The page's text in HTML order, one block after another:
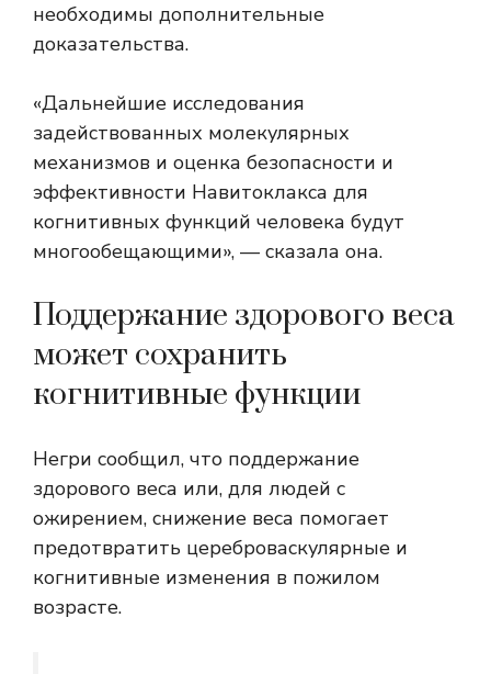
необходимы дополнительные
доказательства.
«Дальнейшие исследования
задействованных молекулярных
механизмов и оценка безопасности и
эффективности Навитоклакса для
когнитивных функций человека будут
многообещающими», — сказала она.
Поддержание здорового веса
может сохранить
когнитивные функции
Негри сообщил, что поддержание
здорового веса или, для людей с
ожирением, снижение веса помогает
предотвратить цереброваскулярные и
когнитивные изменения в пожилом
возрасте.